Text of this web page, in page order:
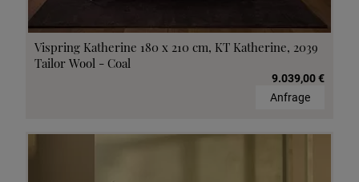
Vispring Katherine 180 x 210 cm, KT Katherine, 2039
Tailor Wool - Coal
9.039,00 €
Anfrage